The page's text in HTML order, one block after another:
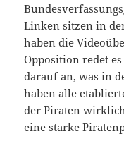
Linken sitzen in
haben die
Opposition redet
darauf an, was in
haben alle
der Piraten
eine starke